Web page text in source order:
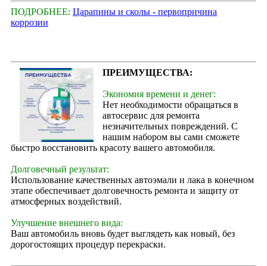
ПОДРОБНЕЕ: Царапины и сколы - первопричина
коррозии
ПРЕИМУЩЕСТВА:
Экономия времени и денег:
Нет необходимости обращаться в
автосервис для ремонта
незначительных повреждений. С
нашим набором вы сами сможете
быстро восстановить красоту вашего автомобиля.
Долговечный результат:
Использование качественных автоэмали и лака в конечном
этапе обеспечивает долговечность ремонта и защиту от
атмосферных воздействий.
Улучшение внешнего вида:
Ваш автомобиль вновь будет выглядеть как новый, без
дорогостоящих процедур перекраски.